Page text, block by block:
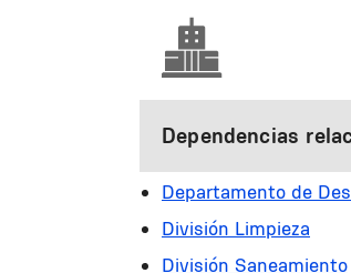
Dependencias
Departamento de
División Limpieza
División Saneamiento